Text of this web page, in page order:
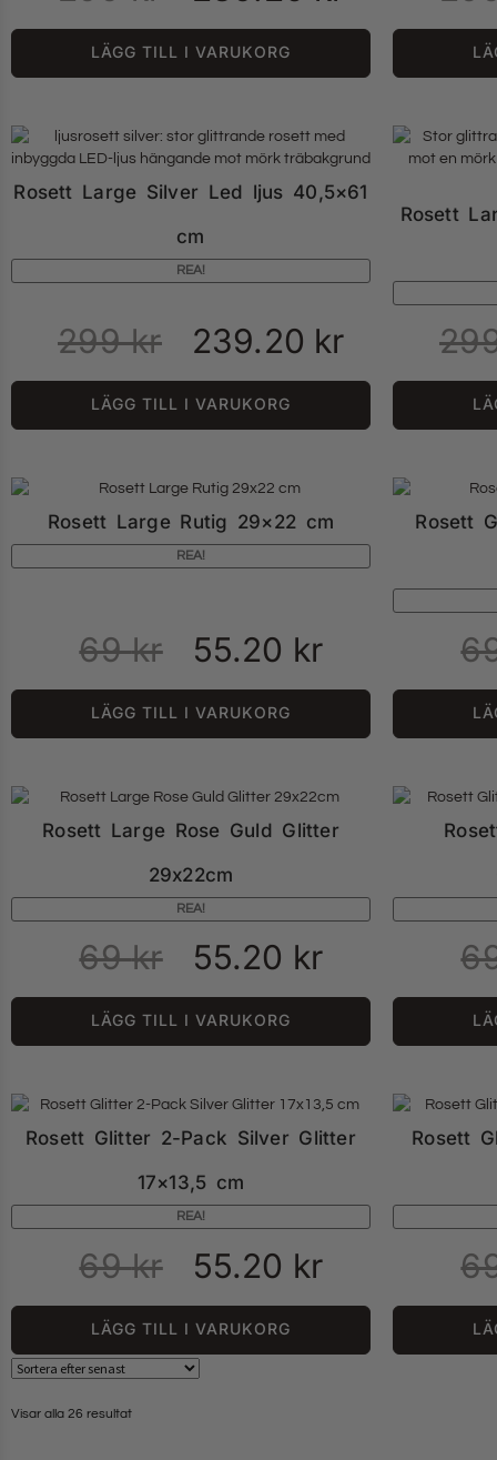
LÄGG TILL I VARUKORG
Rosett Large Silver Led ljus 40,5×61
cm
REA!
299kr 239.20 kr
LÄGG TILL I VARUKORG
Rosett
Rosett Large Rutig 29×22 cm
REA!
69kr 55.20 kr
LÄGG TILL I VARUKORG
Rosett
Rosett Large Rose Guld Glitter
29x22cm
REA!
69kr 55.20 kr
LÄGG TILL I VARUKORG
Rosett Glitter 2-Pack Silver Glitter
17×13,5 cm
REA!
69kr 55.20 kr
LÄGG TILL I VARUKORG
Rosett
Visar alla 26 resultat